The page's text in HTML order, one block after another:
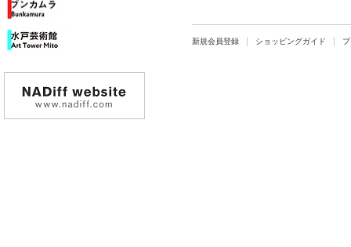
新規会員登録 ショッピングガイド